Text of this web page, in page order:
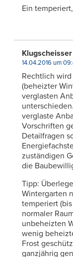
Ein
Klugscheisser
14.04.2016 um
Rechtlich
(beheizter
verglasten
verglaste
Vorschriften
Detailfragen
zuständigen
die
Tipp:
Wintergarten
temperiert
normaler
unbeheizten
wenig
Frost
ganzjährig